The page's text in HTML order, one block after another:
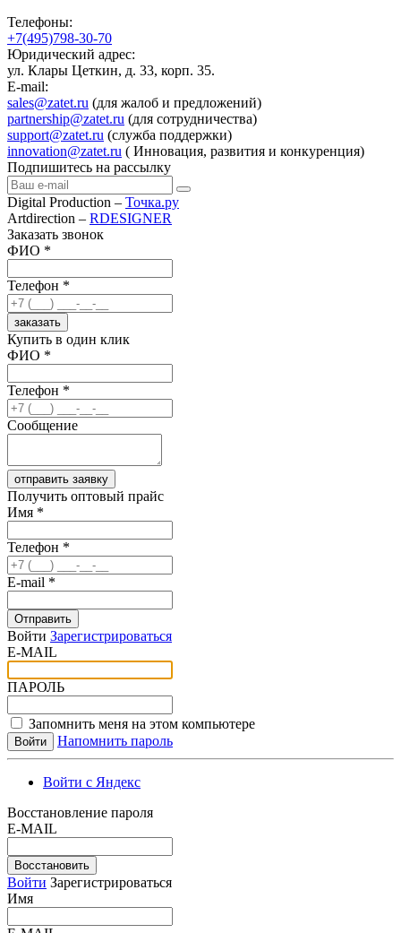
Телефоны:
+7(495)798-30-70
Юридический адрес:
ул. Клары Цеткин, д. 33, корп. 35.
E-mail:
sales@zatet.ru (для жалоб и предложений)
partnership@zatet.ru (для сотрудничества)
support@zatet.ru (служба поддержки)
innovation@zatet.ru ( Инновация, развития и конкуренция)
Подпишитесь на рассылку
Digital Production – Точка.ру
Artdirection – RDESIGNER
Заказать звонок
ФИО *
Телефон *
заказать
Купить в один клик
ФИО *
Телефон *
Сообщение
отправить заявку
Получить оптовый прайс
Имя *
Телефон *
E-mail *
Отправить
Войти Зарегистрироваться
E-MAIL
ПАРОЛЬ
Запомнить меня на этом компьютере
Напомнить пароль
Войти с Яндекс
Восстановление пароля
E-MAIL
Восстановить
Войти Зарегистрироваться
Имя